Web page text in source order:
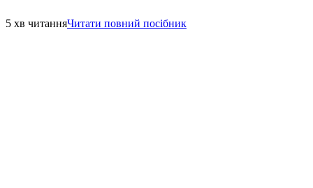
5 хв читанняЧитати повний посібник